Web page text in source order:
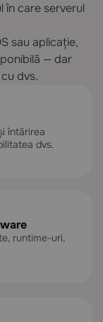
în care serverul
sau aplicație,
— dar
dvs.
întărirea
dvs.
runtime-uri,